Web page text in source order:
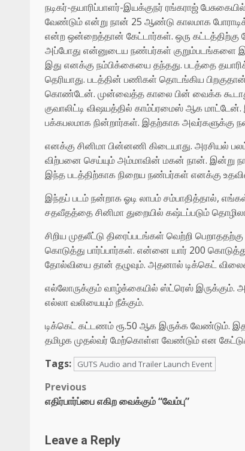
நடிகர்-தயாரிப்பாளர்-இயக்குநர் ரங்கராஜ்
வேண்டும் என்று நான் 25 ஆண்டு காலமாக
என்ற ஒன்றைத்தான் கேட்டார்கள். ஒரு கட்டத்திற்கு
அப்போது என்னுடைய நண்பர்கள் குறும்படங்களை
இது எனக்கு நம்பிக்கையை தந்தது. படத்தை
தெரியாது. படத்தின் பணிகள் தொடங்கிய
கொண்டேன். முன்வைத்த காலை பின் வைக்க
குவாலிட்டி விஷயத்தில் காம்ப்ரமைஸ் ஆக
பக்கபலமாக நின்றார்கள். இதற்காக அவர்களுக்கு
எனக்கு சினிமா பின்னணி கிடையாது. அரசியல்
விற்பனை செய்யும் அம்மாவின் மகன் நான். இன்று
இந்த படத்திற்காக நிறைய நண்பர்கள் எனக்கு
இந்தப் படம் நன்றாக ஓடி லாபம் சம்பாதித்தால்,
சதவீதத்தை சினிமா துறையில் கஷ்டப்படும்
சிறிய முதலீட்டு திரைப்படங்கள் வெற்றி
கொடுத்து பார்ப்பார்கள். என்னை யார் 200
தோல்வியை தான் தழுவும்.‌ அதனால் டிக்கெட்
எல்லோருக்கும் வாழ்க்கையில் ஸ்ட்ரெஸ் இருக்கும்.
எல்லா வலியையும் நீக்கும்.
டிக்கெட் கட்டணம் ரூ.50 ஆக இருக்க வேண்டும்.
தமிழக முதல்வர் மேற்கொள்ள வேண்டும் என
Tags:
GUTS Audio and Trailer Launch Event
Post
navigation
Previous
எதிர்பார்ப்பை எகிற வைக்கும் “வேம்பு”
Leave a Reply